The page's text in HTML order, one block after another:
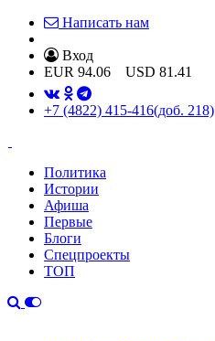
Написать нам
Вход
EUR 94.06 USD 81.41
+7 (4822) 415-416(доб. 218)
Политика
Истории
Афиша
Первые
Блоги
Спецпроекты
ТОП